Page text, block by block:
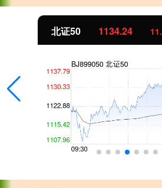
北证50 1134.24